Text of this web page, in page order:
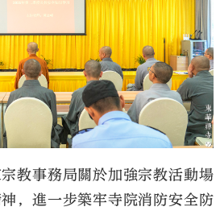
教事務局關於加強宗教活動場
，進一步築牢寺院消防安全防